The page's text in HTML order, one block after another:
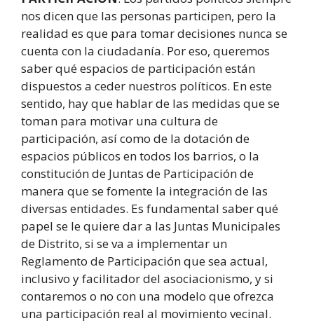
nos dicen que las personas participen, pero la
realidad es que para tomar decisiones nunca se
cuenta con la ciudadanía. Por eso, queremos
saber qué espacios de participación están
dispuestos a ceder nuestros políticos. En este
sentido, hay que hablar de las medidas que se
toman para motivar una cultura de
participación, así como de la dotación de
espacios públicos en todos los barrios, o la
constitución de Juntas de Participación de
manera que se fomente la integración de las
diversas entidades. Es fundamental saber qué
papel se le quiere dar a las Juntas Municipales
de Distrito, si se va a implementar un
Reglamento de Participación que sea actual,
inclusivo y facilitador del asociacionismo, y si
contaremos o no con una modelo que ofrezca
una participación real al movimiento vecinal.